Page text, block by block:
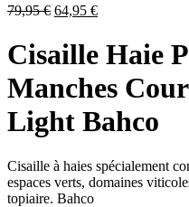
79,95€ Le
initial
était :
79,95 €.
64,95 €Le
actuel
est :
Cisaille Haie
Manches
Light Bahco
Cisaille à haies spécialement
espaces verts, domaines
topiaire. Bahco